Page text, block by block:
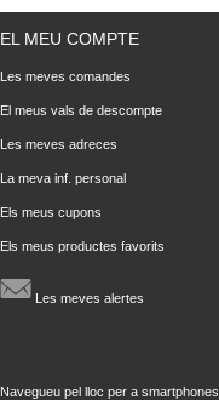
EL MEU COMPTE
Les meves comandes
El meus vals de descompte
Les meves adreces
La meva inf. personal
Els meus cupons
Els meus productes favorits
Les meves alertes
Navegueu pel lloc per a smartphones